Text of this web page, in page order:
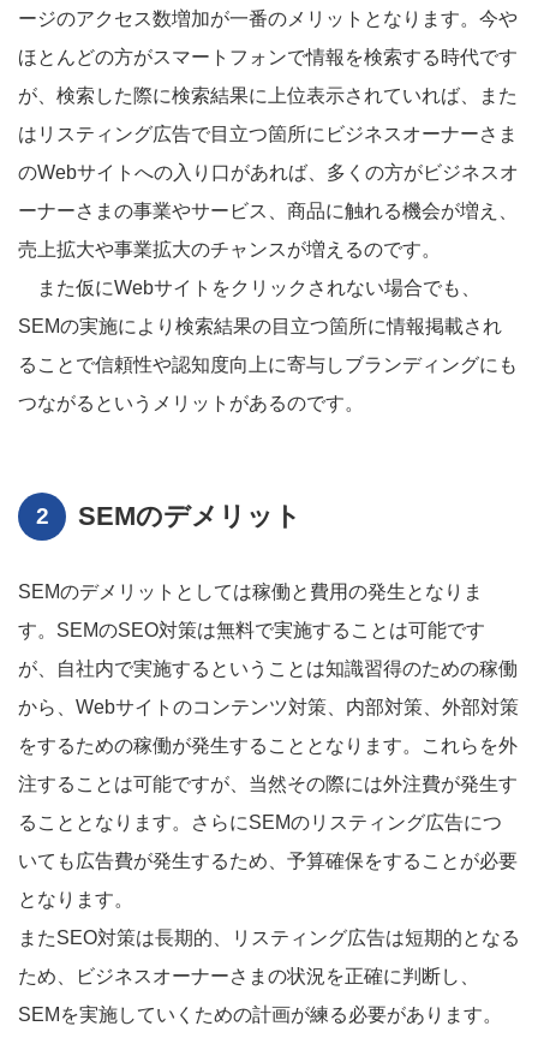
ージのアクセス数増加が一番のメリットとなります。今や
ほとんどの方がスマートフォンで情報を検索する時代です
が、検索した際に検索結果に上位表示されていれば、また
はリスティング広告で目立つ箇所にビジネスオーナーさま
のWebサイトへの入り口があれば、多くの方がビジネスオ
ーナーさまの事業やサービス、商品に触れる機会が増え、
売上拡大や事業拡大のチャンスが増えるのです。
また仮にWebサイトをクリックされない場合でも、
SEMの実施により検索結果の目立つ箇所に情報掲載され
ることで信頼性や認知度向上に寄与しブランディングにも
つながるというメリットがあるのです。
SEMのデメリット
SEMのデメリットとしては稼働と費用の発生となりま
す。SEMのSEO対策は無料で実施することは可能です
が、自社内で実施するということは知識習得のための稼働
から、Webサイトのコンテンツ対策、内部対策、外部対策
をするための稼働が発生することとなります。これらを外
注することは可能ですが、当然その際には外注費が発生す
ることとなります。さらにSEMのリスティング広告につ
いても広告費が発生するため、予算確保をすることが必要
となります。
またSEO対策は長期的、リスティング広告は短期的となる
ため、ビジネスオーナーさまの状況を正確に判断し、
SEMを実施していくための計画が練る必要があります。